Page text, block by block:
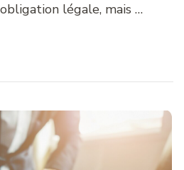
légale, mais …